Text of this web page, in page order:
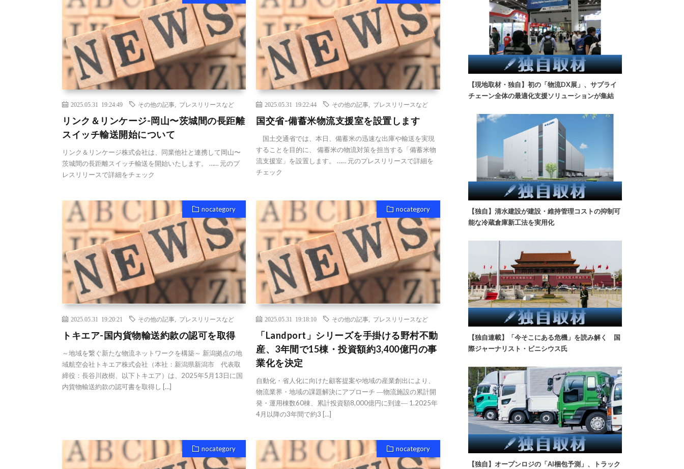
2025.05.31 19:24:49 その他の記事 プレスリリースなど
リンク＆リンケージ-岡山〜茨城間の長距離
スイッチ輸送開始について
リンク＆リンケージ株式会社は、同業他社と連携して岡山〜
茨城間の長距離スイッチ輸送を開始いたします。 …… 元のプ
レスリリースで詳細をチェック
2025.05.31 19:22:44 その他の記事 プレスリリースなど
国交省-備蓄米物流支援室を設置します
国土交通省では、本日、備蓄米の迅速な出庫や輸送を実現
することを目的に、 備蓄米の物流対策を担当する「備蓄米物
流支援室」を設置します。 …… 元のプレスリリースで詳細を
チェック
nocategory
2025.05.31 19:20:21 その他の記事 プレスリリースなど
トキエア-国内貨物輸送約款の認可を取得
～地域を繋ぐ新たな物流ネットワークを構築～ 新潟拠点の地
域航空会社トキエア株式会社（本社：新潟県新潟市 代表取
締役：長谷川政樹、以下トキエア）は、2025年5月13日に国
内貨物輸送約款の認可書を取得し […]
nocategory
2025.05.31 19:18:10 その他の記事 プレスリリースなど
「Landport」シリーズを手掛ける野村不動
産、3年間で15棟・投資額約3,400億円の事
業化を決定
自動化・省人化に向けた顧客提案や地域の産業創出により、
物流業界・地域の課題解決にアプローチ ―物流施設の累計開
発・運用棟数60棟、累計投資額8,000億円に到達― 1.2025年
4月以降の3年間で約3 […]
nocategory nocategory
【現地取材・独自】初の「物流DX展」、サプライ
チェーン全体の最適化支援ソリューションが集結
【独自】清水建設が建設・維持管理コストの抑制可
能な冷蔵倉庫新工法を実用化
【独自連載】「今そこにある危機」を読み解く 国
際ジャーナリスト・ビニシウス氏
【独自】オープンロジの「AI梱包予測」、トラック